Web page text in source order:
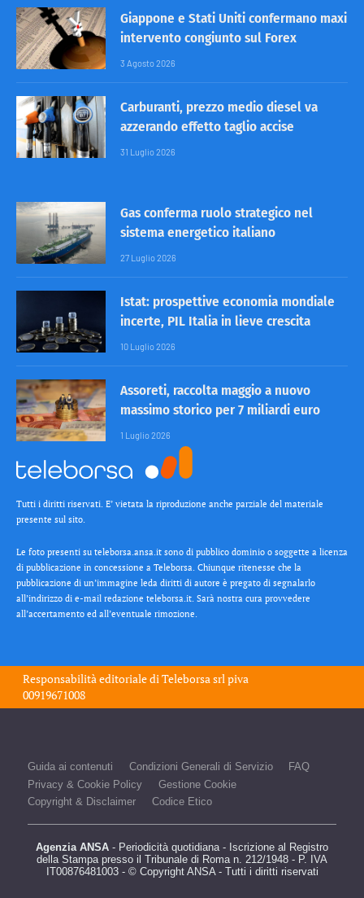
Giappone e Stati Uniti confermano maxi
intervento congiunto sul Forex
3 Agosto 2026
Carburanti, prezzo medio diesel va
azzerando effetto taglio accise
31 Luglio 2026
Gas conferma ruolo strategico nel
sistema energetico italiano
27 Luglio 2026
Istat: prospettive economia mondiale
incerte, PIL Italia in lieve crescita
10 Luglio 2026
Assoreti, raccolta maggio a nuovo
massimo storico per 7 miliardi euro
1 Luglio 2026
Tutti i diritti riservati. E’ vietata la riproduzione anche parziale del materiale
presente sul sito.
Le foto presenti su teleborsa.ansa.it sono di pubblico dominio o soggette a licenza
di pubblicazione in concessione a Teleborsa. Chiunque ritenesse che la
pubblicazione di un’immagine leda diritti di autore è pregato di segnalarlo
all’indirizzo di e-mail redazione teleborsa.it. Sarà nostra cura provvedere
all’accertamento ed all’eventuale rimozione.
Responsabilità editoriale diTeleborsa srlpiva
00919671008
Guida ai contenuti Condizioni Generali di Servizio
FAQ
Privacy & Cookie Policy
Gestione Cookie
Copyright & Disclaimer
Codice Etico
Agenzia ANSA - Periodicità quotidiana - Iscrizione al Registro
della Stampa presso il Tribunale di Roma n. 212/1948 - P. IVA
IT00876481003 - © Copyright ANSA - Tutti i diritti riservati